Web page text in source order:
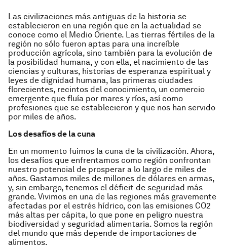
Las civilizaciones más antiguas de la historia se
establecieron en una región que en la actualidad se
conoce como el Medio Oriente. Las tierras fértiles de la
región no sólo fueron aptas para una increíble
producción agrícola, sino también para la evolución de
la posibilidad humana, y con ella, el nacimiento de las
ciencias y culturas, historias de esperanza espiritual y
leyes de dignidad humana, las primeras ciudades
florecientes, recintos del conocimiento, un comercio
emergente que fluía por mares y ríos, así como
profesiones que se establecieron y que nos han servido
por miles de años.
Los desafíos de la cuna
En un momento fuimos la cuna de la civilización. Ahora,
los desafíos que enfrentamos como región confrontan
nuestro potencial de prosperar a lo largo de miles de
años. Gastamos miles de millones de dólares en armas,
y, sin embargo, tenemos el déficit de seguridad más
grande. Vivimos en una de las regiones más gravemente
afectadas por el estrés hídrico, con las emisiones CO2
más altas per cápita, lo que pone en peligro nuestra
biodiversidad y seguridad alimentaria. Somos la región
del mundo que más depende de importaciones de
alimentos.